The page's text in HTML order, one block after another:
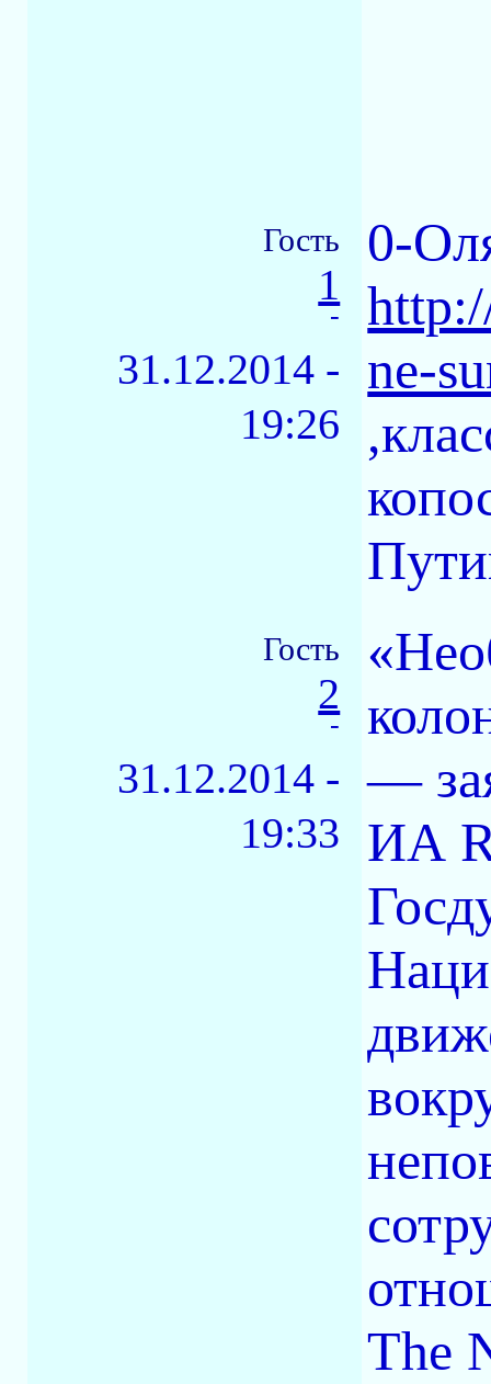
Гость
1
-
31.12.2014 -
19:26
0-
ne-
Гость
2
-
31.12.2014 -
19:33
—
ИА
The